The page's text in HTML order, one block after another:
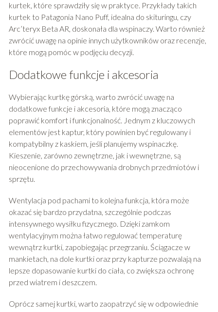
kurtek, które sprawdziły się w praktyce. Przykłady takich
kurtek to Patagonia Nano Puff, idealna do skituringu, czy
Arc’teryx Beta AR, doskonała dla wspinaczy. Warto również
zwrócić uwagę na opinie innych użytkowników oraz recenzje,
które mogą pomóc w podjęciu decyzji.
Dodatkowe funkcje i akcesoria
Wybierając kurtkę górską, warto zwrócić uwagę na
dodatkowe funkcje i akcesoria, które mogą znacząco
poprawić komfort i funkcjonalność. Jednym z kluczowych
elementów jest kaptur, który powinien być regulowany i
kompatybilny z kaskiem, jeśli planujemy wspinaczkę.
Kieszenie, zarówno zewnętrzne, jak i wewnętrzne, są
nieocenione do przechowywania drobnych przedmiotów i
sprzętu.
Wentylacja pod pachami to kolejna funkcja, która może
okazać się bardzo przydatna, szczególnie podczas
intensywnego wysiłku fizycznego. Dzięki zamkom
wentylacyjnym można łatwo regulować temperaturę
wewnątrz kurtki, zapobiegając przegrzaniu. Ściągacze w
mankietach, na dole kurtki oraz przy kapturze pozwalają na
lepsze dopasowanie kurtki do ciała, co zwiększa ochronę
przed wiatrem i deszczem.
Oprócz samej kurtki, warto zaopatrzyć się w odpowiednie